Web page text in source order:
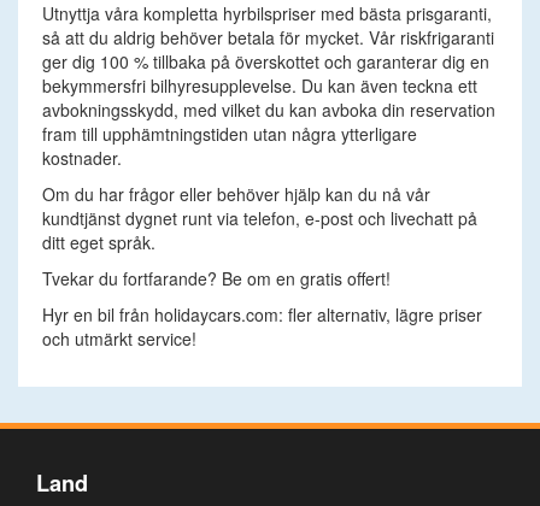
Utnyttja våra kompletta hyrbilspriser med bästa prisgaranti,
så att du aldrig behöver betala för mycket. Vår riskfrigaranti
ger dig 100 % tillbaka på överskottet och garanterar dig en
bekymmersfri bilhyresupplevelse. Du kan även teckna ett
avbokningsskydd, med vilket du kan avboka din reservation
fram till upphämtningstiden utan några ytterligare
kostnader.
Om du har frågor eller behöver hjälp kan du nå vår
kundtjänst dygnet runt via telefon, e-post och livechatt på
ditt eget språk.
Tvekar du fortfarande? Be om en gratis offert!
Hyr en bil från holidaycars.com: fler alternativ, lägre priser
och utmärkt service!
Land